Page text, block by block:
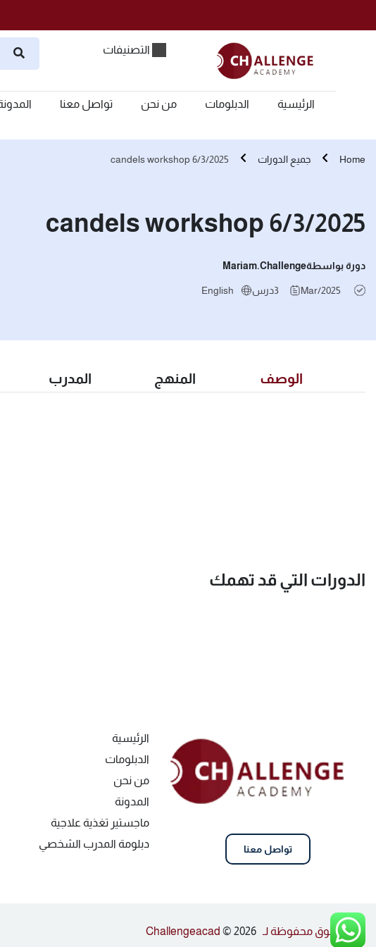
التصنيفات
الرئيسية الدبلومات من نحن تواصل معنا
Home جميع الدورات candels workshop 6/3/2025
candels workshop 6/3/2025
دورة بواسطةMariam.challenge
Mar/2025
3درس English
الوصف المنهج المدرب
الدورات التي قد تهمك
تواصل معنا
الرئيسية
الدبلومات
من نحن
المدونة
ماجستير تغذية علاجية
دبلومة المدرب الشخصي
كل الحقوق محفوظة لـ Challengeacad © 2026